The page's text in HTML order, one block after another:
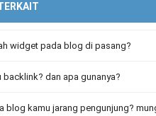
widget pada blog di pasang?
backlink? dan apa gunanya?
blog kamu jarang pengunjung?